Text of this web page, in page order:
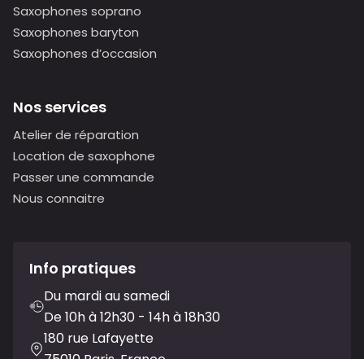
Saxophones soprano
Saxophones baryton
Saxophones d’occasion
Nos services
Atelier de réparation
Location de saxophone
Passer une commande
Nous connaitre
Info pratiques
Du mardi au samedi
De 10h à 12h30 - 14h à 18h30
180 rue Lafayette